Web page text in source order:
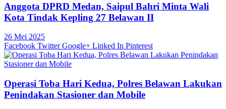
Anggota DPRD Medan, Saipul Bahri Minta Wali
Kota Tindak Kepling 27 Belawan II
26 Mei 2025
Facebook Twitter Google+ Linked In Pinterest
Operasi Toba Hari Kedua, Polres Belawan Lakukan
Penindakan Stasioner dan Mobile